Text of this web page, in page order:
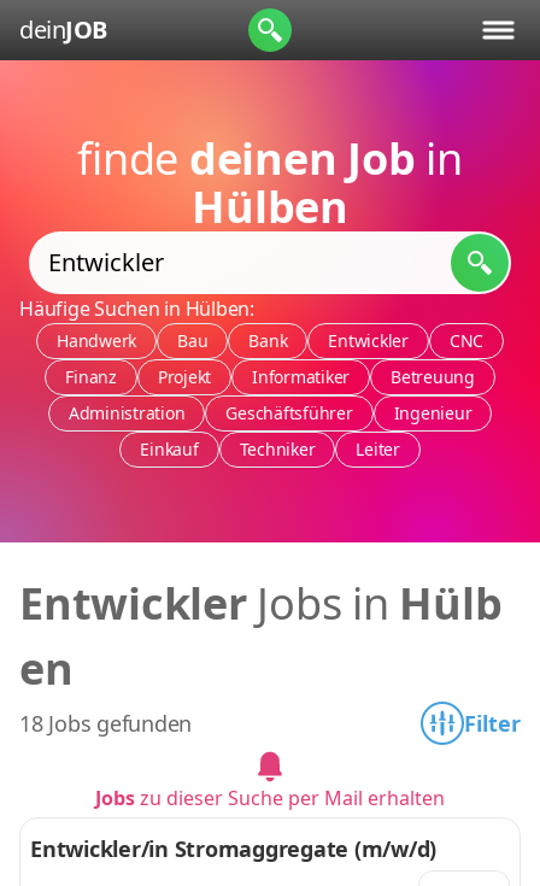
deinJOB
finde deinen Job in
Hülben
Häufige Suchen in Hülben:
Handwerk Bau Bank Entwickler
CNC
Finanz
Projekt Informatiker
Betreuung
Administration
Geschäftsführer
Ingenieur
Einkauf
Techniker Leiter
EntwicklerJobs in Hülb
en
18 Jobs gefunden Filter
Jobszu dieser Suche per Mail erhalten
Entwickler/in Stromaggregate (m/w/d)